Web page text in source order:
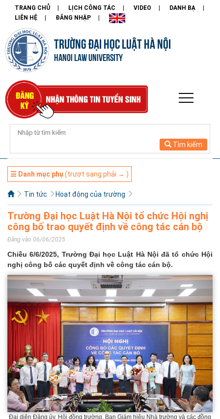
TRANG CHỦ LỊCH CÔNG TÁC VIDEO
DANH BẠ
LIÊN HỆ
ĐĂNG NHẬP
TRƯỜNG ĐẠI HỌC LUẬT HÀ NỘI
HANOI LAW UNIVERSITY
Tìm kiếm
☰ Danh mục phụ (trượt sang phải → )
Tin tức Hoạt động của trường
Trường Đại học Luật Hà Nội tổ chức Hội nghị
công bố trao quyết định về công tác cán bộ
Đăng vào 06/06/2025
Chiều 6/6/2025, Trường Đại học Luật Hà Nội đã tổ chức Hội
nghị công bố các quyết định về công tác cán bộ.
Đại diện Đảng ủy, Hội đồng trường, Ban Giám hiệu Nhà trường và các đồng